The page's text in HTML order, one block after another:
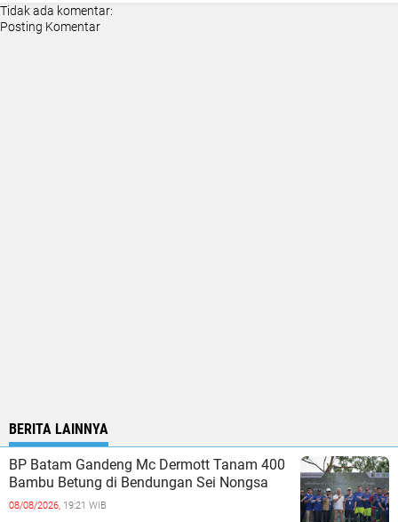
Tidak ada komentar:
Posting Komentar
BERITA LAINNYA
BP Batam Gandeng Mc Dermott Tanam 400
Bambu Betung di Bendungan Sei Nongsa
08/08/2026, 19:21 WIB